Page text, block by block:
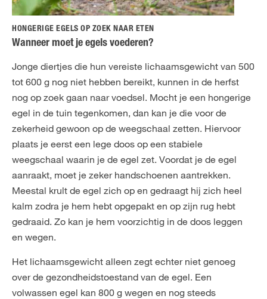
HONGERIGE EGELS OP ZOEK NAAR ETEN
Wanneer moet je egels voederen?
Jonge diertjes die hun vereiste lichaamsgewicht van 500
tot 600 g nog niet hebben bereikt, kunnen in de herfst
nog op zoek gaan naar voedsel. Mocht je een hongerige
egel in de tuin tegenkomen, dan kan je die voor de
zekerheid gewoon op de weegschaal zetten. Hiervoor
plaats je eerst een lege doos op een stabiele
weegschaal waarin je de egel zet. Voordat je de egel
aanraakt, moet je zeker handschoenen aantrekken.
Meestal krult de egel zich op en gedraagt hij zich heel
kalm zodra je hem hebt opgepakt en op zijn rug hebt
gedraaid. Zo kan je hem voorzichtig in de doos leggen
en wegen.
Het lichaamsgewicht alleen zegt echter niet genoeg
over de gezondheidstoestand van de egel. Een
volwassen egel kan 800 g wegen en nog steeds